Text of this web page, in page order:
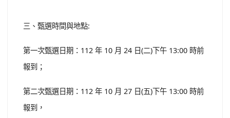
三、甄選時間與地點:
第一次甄選日期：112 年 10 月 24 日(二)下午 13:00 時前
報到；
第二次甄選日期：112 年 10 月 27 日(五)下午 13:00 時前
報到，